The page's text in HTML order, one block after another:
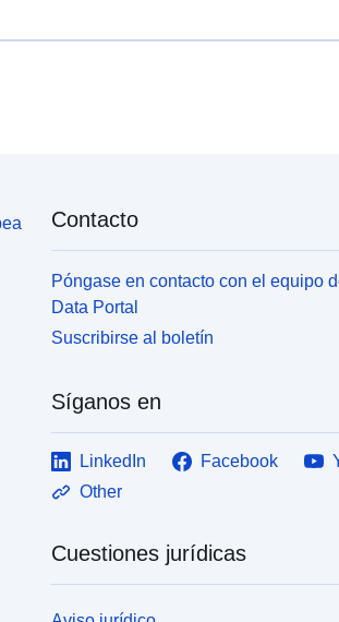
Contacto
Póngase en contacto con el equipo
Data Portal
Suscribirse al boletín
Síganos en
LinkedIn Facebook
Other
Cuestiones jurídicas